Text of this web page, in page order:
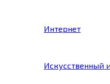
Интернет
Искусственный